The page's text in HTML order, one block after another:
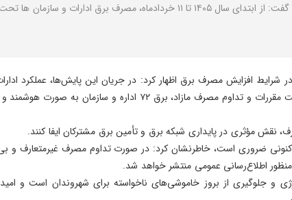
نصر: مدیرعامل شرکت توزیع نیروی برق تبریز با اشاره به قطع برق ۷۲ دستگاه پرمصرف، گفت: از ابتدای سال ۱۴۰۵ تا ۱۱
شرایط افزایش مصرف برق اظهار کرد: در جریان این پایش‌ها، عملکرد
مصرف و الزامات ابلاغی مدیریت بار مورد بررسی قرار گرفته و متأسفانه به دلیل عدم رعایت مقررات و تداوم
نقش مؤثری در پایداری شبکه برق و تأمین برق مشترکان ایفا کنند.
کنونی ضروری است، خاطرنشان کرد: در صورت تداوم مصرف غیرمتعارف و
اطلاع‌رسانی عمومی منتشر خواهد شد.
و جلوگیری از بروز خاموشی‌های ناخواسته برای شهروندان است و